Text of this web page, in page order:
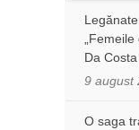
„Femeile
Da
9 august
O saga